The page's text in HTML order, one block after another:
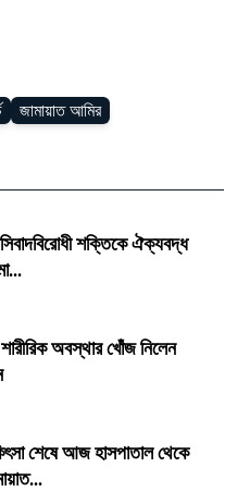
জামায়াত আমির
শক্তিকে ঐক্যবদ্ধ
অবস্থার খোঁজ নিলেন
শেষে আজ হাসপাতাল থেকে